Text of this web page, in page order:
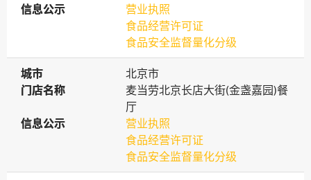
信息公示
信息公示
营业执照
食品经营许可证
食品安全监督量化分级
城市
城市
北京市
门店名称
门店名称
麦当劳北京长店大街(金盏嘉园)餐
厅
信息公示
信息公示
营业执照
食品经营许可证
食品安全监督量化分级